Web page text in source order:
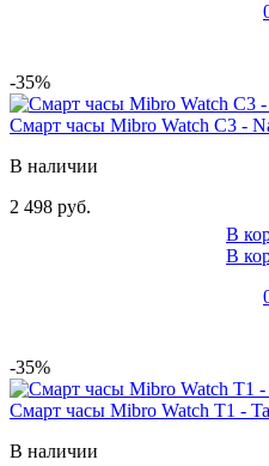
-35%
Смарт часы Mibro Watch C3 -
В наличии
2 498 руб.
В
В
-35%
Смарт часы Mibro Watch T1 -
В наличии